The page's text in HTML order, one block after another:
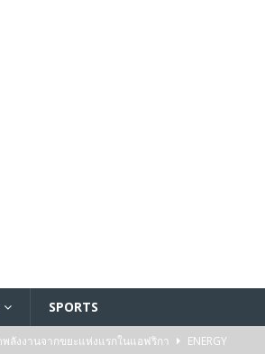
SPORTS
ลังงานจากขยะแห่งแรกในแอฟริกา
ENERGY